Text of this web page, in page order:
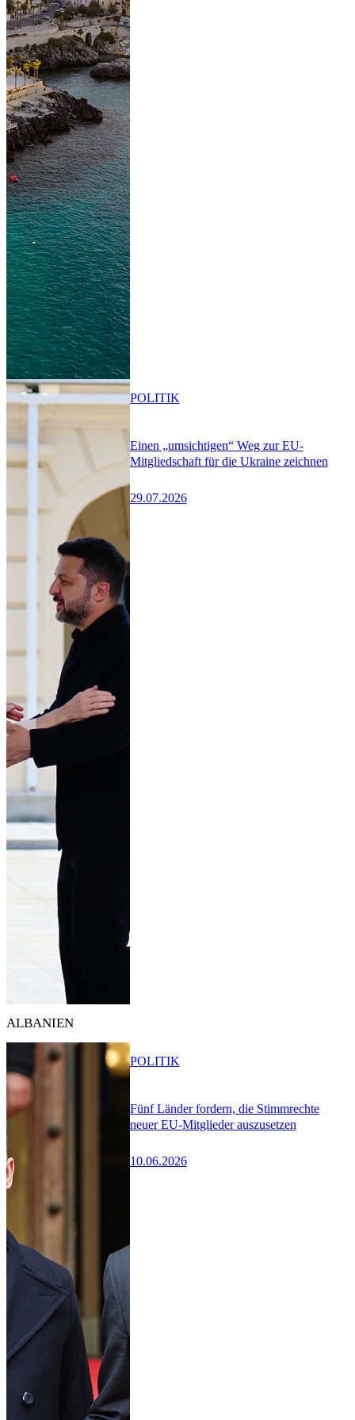
Einen „umsichtigen“ Weg zur EU-
Mitgliedschaft für die Ukraine zeichnen
29.07.2026
POLITIK
ALBANIEN
Fünf Länder fordern, die Stimmrechte
neuer EU-Mitglieder auszusetzen
10.06.2026
POLITIK